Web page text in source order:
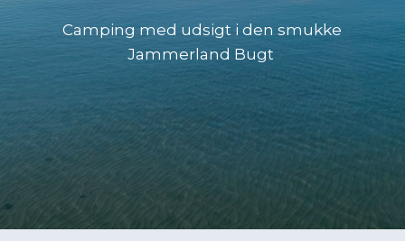
Camping med udsigt i den smukke
Jammerland Bugt